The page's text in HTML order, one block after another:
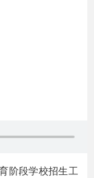
阶段学校招生工